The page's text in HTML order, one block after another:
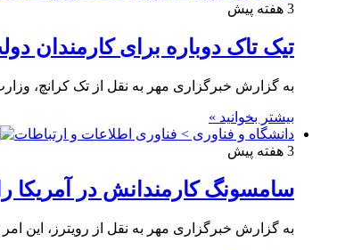
3 هفته پیش
تیک تاک دوباره برای کارمندان
به گزارش خبرگزاری مهر به نقل از تک کرانچ،
بیشتر بخوانید »
دانشگاه و فناوری > فناوری اطلاعات و ارتباطات
3 هفته پیش
سامسونگ کارمندانش در آمریکا
به گزارش خبرگزاری مهر به نقل از رویترز، این